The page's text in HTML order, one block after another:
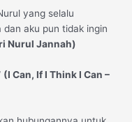
yang selalu
aku pun tidak ingin
Nurul Jannah)
(I Can, If I Think I Can –